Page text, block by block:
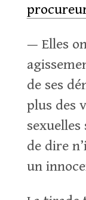
— Elles
de ses
plus des
de dire
un